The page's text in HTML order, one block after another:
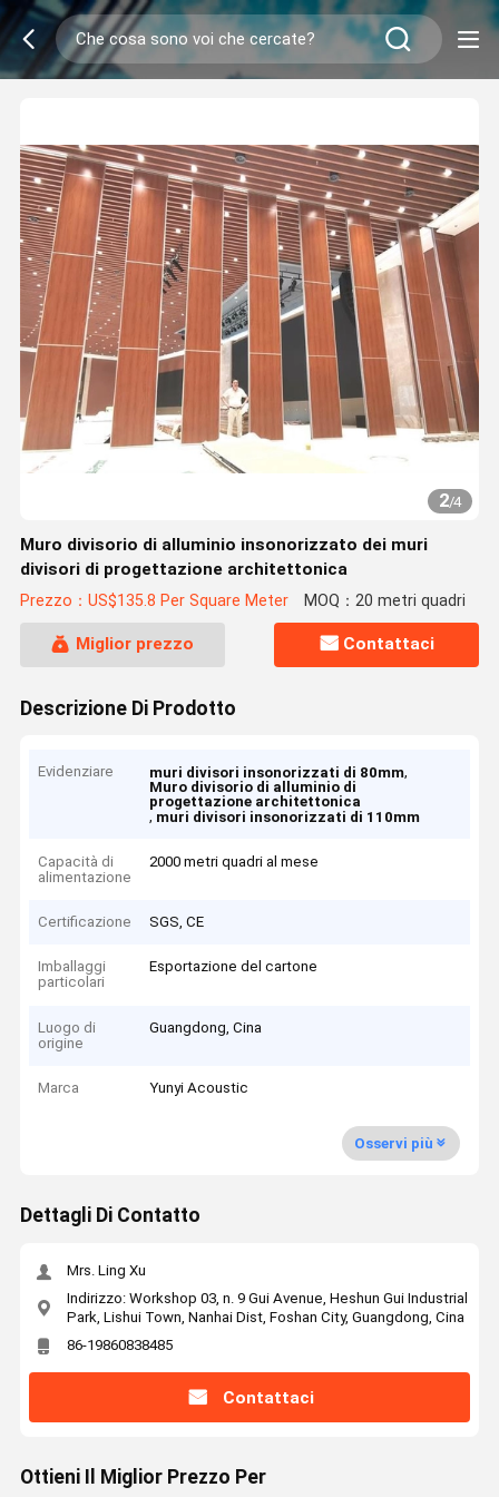
2/4
Muro divisorio di alluminio insonorizzato dei muri
divisori di progettazione architettonica
Prezzo：US$135.8 Per Square Meter MOQ：20 metri quadri
Miglior prezzo Contattaci
Descrizione Di Prodotto
Evidenziare muri divisori insonorizzati di 80mm,
Muro divisorio di alluminio di
progettazione architettonica
, muri divisori insonorizzati di 110mm
Capacità di
alimentazione
2000 metri quadri al mese
Certificazione SGS, CE
Imballaggi
particolari
Esportazione del cartone
Luogo di
origine
Guangdong, Cina
Marca Yunyi Acoustic
Osservi più
Dettagli Di Contatto
Mrs. Ling Xu
Indirizzo: Workshop 03, n. 9 Gui Avenue, Heshun Gui Industrial
Park, Lishui Town, Nanhai Dist, Foshan City, Guangdong, Cina
86-19860838485
Contattaci
Ottieni Il Miglior Prezzo Per